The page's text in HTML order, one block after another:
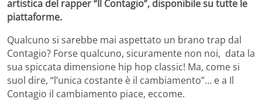
artistica del rapper “Il Contagio”, disponibile su tutte le
piattaforme.
Qualcuno si sarebbe mai aspettato un brano trap dal
Contagio? Forse qualcuno, sicuramente non noi, data la
sua spiccata dimensione hip hop classic! Ma, come si
suol dire, “l’unica costante è il cambiamento”… e a Il
Contagio il cambiamento piace, eccome.